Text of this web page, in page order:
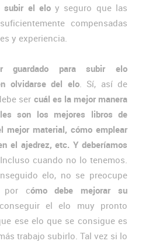
subir el eloy seguro que las
compensadas
y experiencia.
guardado para subir elo
olvidarse del elo. Sí, así de
ser cuál es la mejor manera
son los mejores libros de
mejor material, cómo emplear
el ajedrez, etc. Y deberíamos
Incluso cuando no lo tenemos.
elo, no se preocupe
por cómo debe mejorar su
el elo muy pronto
ese elo que se consigue es
trabajo subirlo. Tal vez si lo